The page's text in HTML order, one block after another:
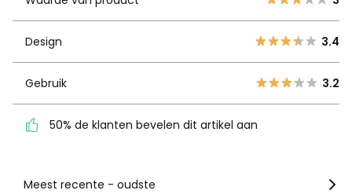
1
2 0
50% de klanten bevelen
dit artikel aan
Design 3.4
Gebruik 3.2
50% de klanten bevelen dit artikel aan
Meest recente - oudste